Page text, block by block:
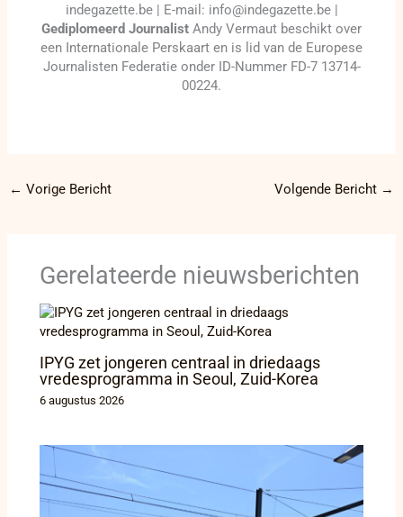
indegazette.be | E-mail: info@indegazette.be |
Gediplomeerd Journalist Andy Vermaut beschikt over
een Internationale Perskaart en is lid van de Europese
Journalisten Federatie onder ID-Nummer FD-7 13714-
00224.
← Vorige Bericht Volgende Bericht →
Gerelateerde nieuwsberichten
IPYG zet jongeren centraal in driedaags
vredesprogramma in Seoul, Zuid-Korea
6 augustus 2026